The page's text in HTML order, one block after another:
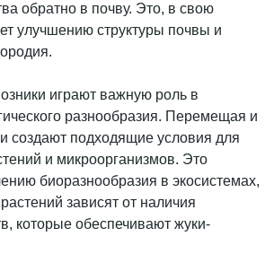
обратно в почву. Это, в свою
улучшению структуры почвы и
играют важную роль в
разнообразия. Перемещая и
создают подходящие условия для
и микроорганизмов. Это
биоразнообразия в экосистемах,
зависят от наличия
которые обеспечивают жуки-